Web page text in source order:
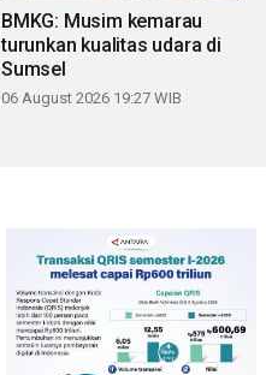
BMKG: Musim kemarau
turunkan kualitas udara di
Sumsel
06 August 2026 19:27 WIB